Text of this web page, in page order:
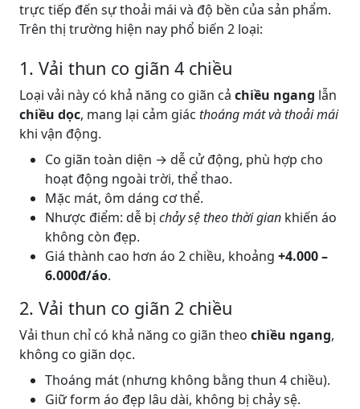
trực tiếp đến sự thoải mái và độ bền của sản phẩm.
Trên thị trường hiện nay phổ biến 2 loại:
1. Vải thun co giãn 4 chiều
Loại vải này có khả năng co giãn cả chiều ngang lẫn
chiều dọc, mang lại cảm giác thoáng mát và thoải mái
khi vận động.
Co giãn toàn diện → dễ cử động, phù hợp cho
hoạt động ngoài trời, thể thao.
Mặc mát, ôm dáng cơ thể.
Nhược điểm: dễ bị chảy sệ theo thời gian khiến áo
không còn đẹp.
Giá thành cao hơn áo 2 chiều, khoảng +4.000 –
6.000đ/áo.
2. Vải thun co giãn 2 chiều
Vải thun chỉ có khả năng co giãn theo chiều ngang,
không co giãn dọc.
Thoáng mát (nhưng không bằng thun 4 chiều).
Giữ form áo đẹp lâu dài, không bị chảy sệ.